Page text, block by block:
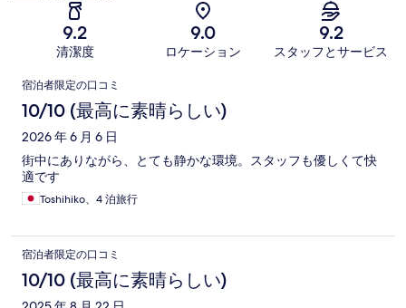
9.2
清潔度
9.0
ロケーション
9.2
スタッフとサービス
口
コ
ミ
宿泊者限定の口コミ
10/10 (最高に素晴らしい)
2026 年 6 月 6 日
街中にありながら、とても静かな環境。スタッフも優しくて快
適です
Toshihiko、4 泊旅行
宿泊者限定の口コミ
10/10 (最高に素晴らしい)